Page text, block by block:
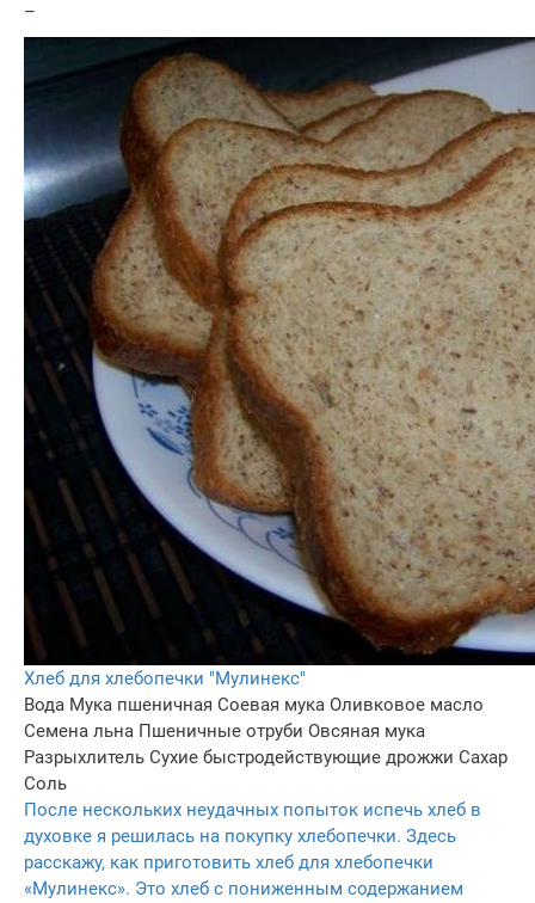
–
Хлеб для хлебопечки "Мулинекс"
Вода Мука пшеничная Соевая мука Оливковое масло
Семена льна Пшеничные отруби Овсяная мука
Разрыхлитель Сухие быстродействующие дрожжи Сахар
Соль
После нескольких неудачных попыток испечь хлеб в
духовке я решилась на покупку хлебопечки. Здесь
расскажу, как приготовить хлеб для хлебопечки
«Мулинекс». Это хлеб с пониженным содержанием